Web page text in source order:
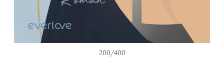
200/400